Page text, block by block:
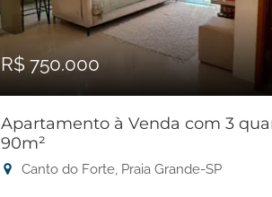
R$ 750.000
Apartamento à Venda com 3
90m²
Canto do Forte, Praia Grande-SP